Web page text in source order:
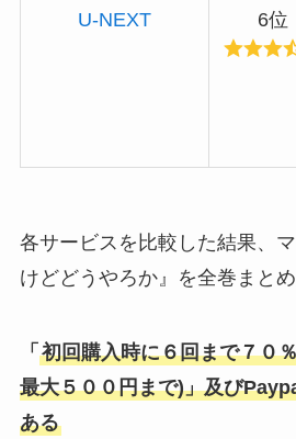
U-NEXT 6位
各サービスを比較した結果、
けどどうやろか』を全巻まと
「 初回購入時に６回まで７０
最大５００円まで)」及び
ある